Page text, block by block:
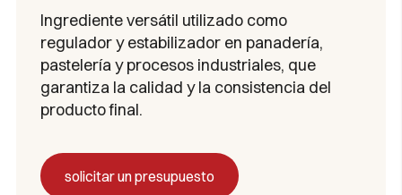
Ingrediente versátil utilizado como
regulador y estabilizador en panadería,
pastelería y procesos industriales, que
garantiza la calidad y la consistencia del
producto final.
solicitar un presupuesto